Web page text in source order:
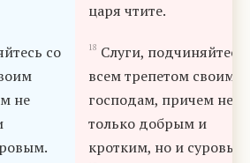
царя чтите.
со
не
18 Слуги, подчиняйтесь
всем трепетом своим
господам, причем не
только добрым и
кротким, но и суровым.